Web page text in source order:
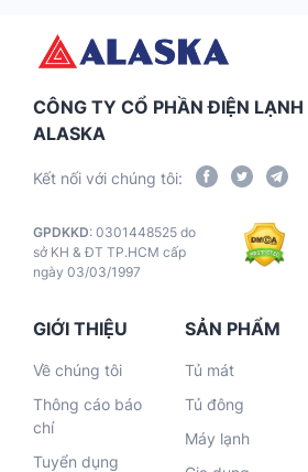
CÔNG TY CỔ PHẦN ĐIỆN LẠNH
ALASKA
Kết nối với chúng tôi:
GPDKKD: 0301448525 do
sở KH & ĐT TP.HCM cấp
ngày 03/03/1997
GIỚI THIỆU
Về chúng tôi
Thông cáo báo
chí
Tuyển dụng
SẢN PHẨM
Tủ mát
Tủ đông
Máy lạnh